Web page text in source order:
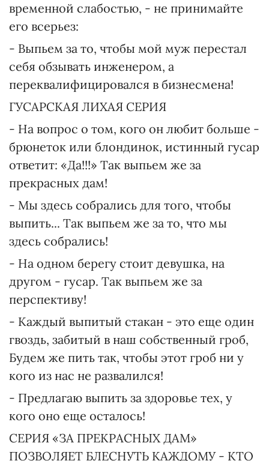
временной слабостью, - не принимайте
его всерьез:
- Выпьем за то, чтобы мой муж перестал
себя обзывать инженером, а
переквалифицировался в бизнесмена!
ГУСАРСКАЯ ЛИХАЯ СЕРИЯ
- На вопрос о том, кого он любит больше -
брюнеток или блондинок, истинный гусар
ответит: «Да!!!» Так выпьем же за
прекрасных дам!
- Мы здесь собрались для того, чтобы
выпить... Так выпьем же за то, что мы
здесь собрались!
- На одном берегу стоит девушка, на
другом - гусар. Так выпьем же за
перспективу!
- Каждый выпитый стакан - это еще один
гвоздь, забитый в наш собственный гроб,
Будем же пить так, чтобы этот гроб ни у
кого из нас не развалился!
- Предлагаю выпить за здоровье тех, у
кого оно еще осталось!
СЕРИЯ «ЗА ПРЕКРАСНЫХ ДАМ»
ПОЗВОЛЯЕТ БЛЕСНУТЬ КАЖДОМУ - КТО